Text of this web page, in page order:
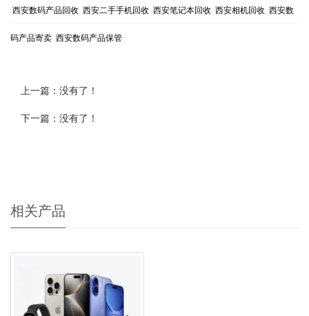
西安数码产品回收 西安二手手机回收 西安笔记本回收 西安相机回收 西安数
码产品寄卖 西安数码产品保管
上一篇：没有了！
下一篇：没有了！
相关产品